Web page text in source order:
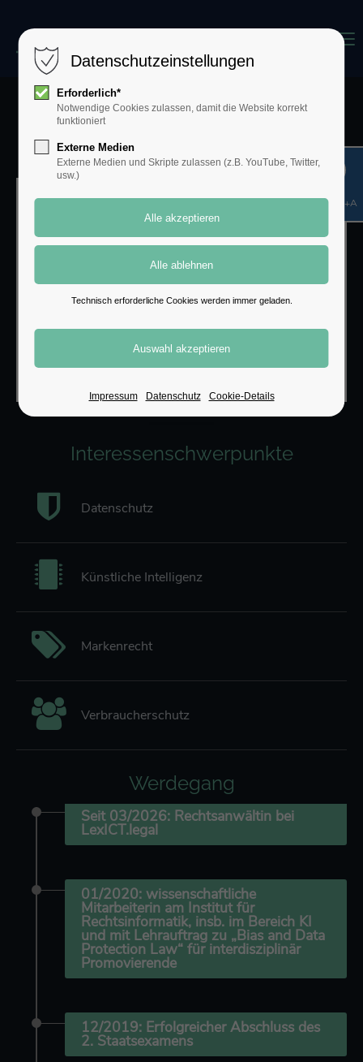
Rechtsanwältin
Caroline
Interessenschwerpunkte
Datenschutz
Künstliche Intelligenz
Markenrecht
Verbraucherschutz
Werdegang
Seit 03/2026: Rechtsanwältin bei
LexICT.legal
01/2020: wissenschaftliche
Mitarbeiterin am Institut für
Rechtsinformatik, insb. im Bereich KI
und mit Lehrauftrag zu „Bias and Data
Protection Law“ für interdisziplinär
Promovierende
12/2019: Erfolgreicher Abschluss des
2. Staatsexamens
Datenschutzeinstellungen
Erforderlich*
Notwendige Cookies zulassen, damit die Website korrekt
funktioniert
Externe Medien
Externe Medien und Skripte zulassen (z.B. YouTube, Twitter,
usw.)
Technisch erforderliche Cookies werden immer geladen.
Impressum Datenschutz Cookie-Details
Shift+Alt+A